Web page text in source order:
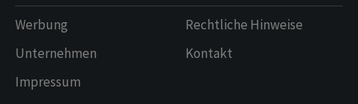
Werbung
Unternehmen
Impressum
Rechtliche Hinweise
Kontakt